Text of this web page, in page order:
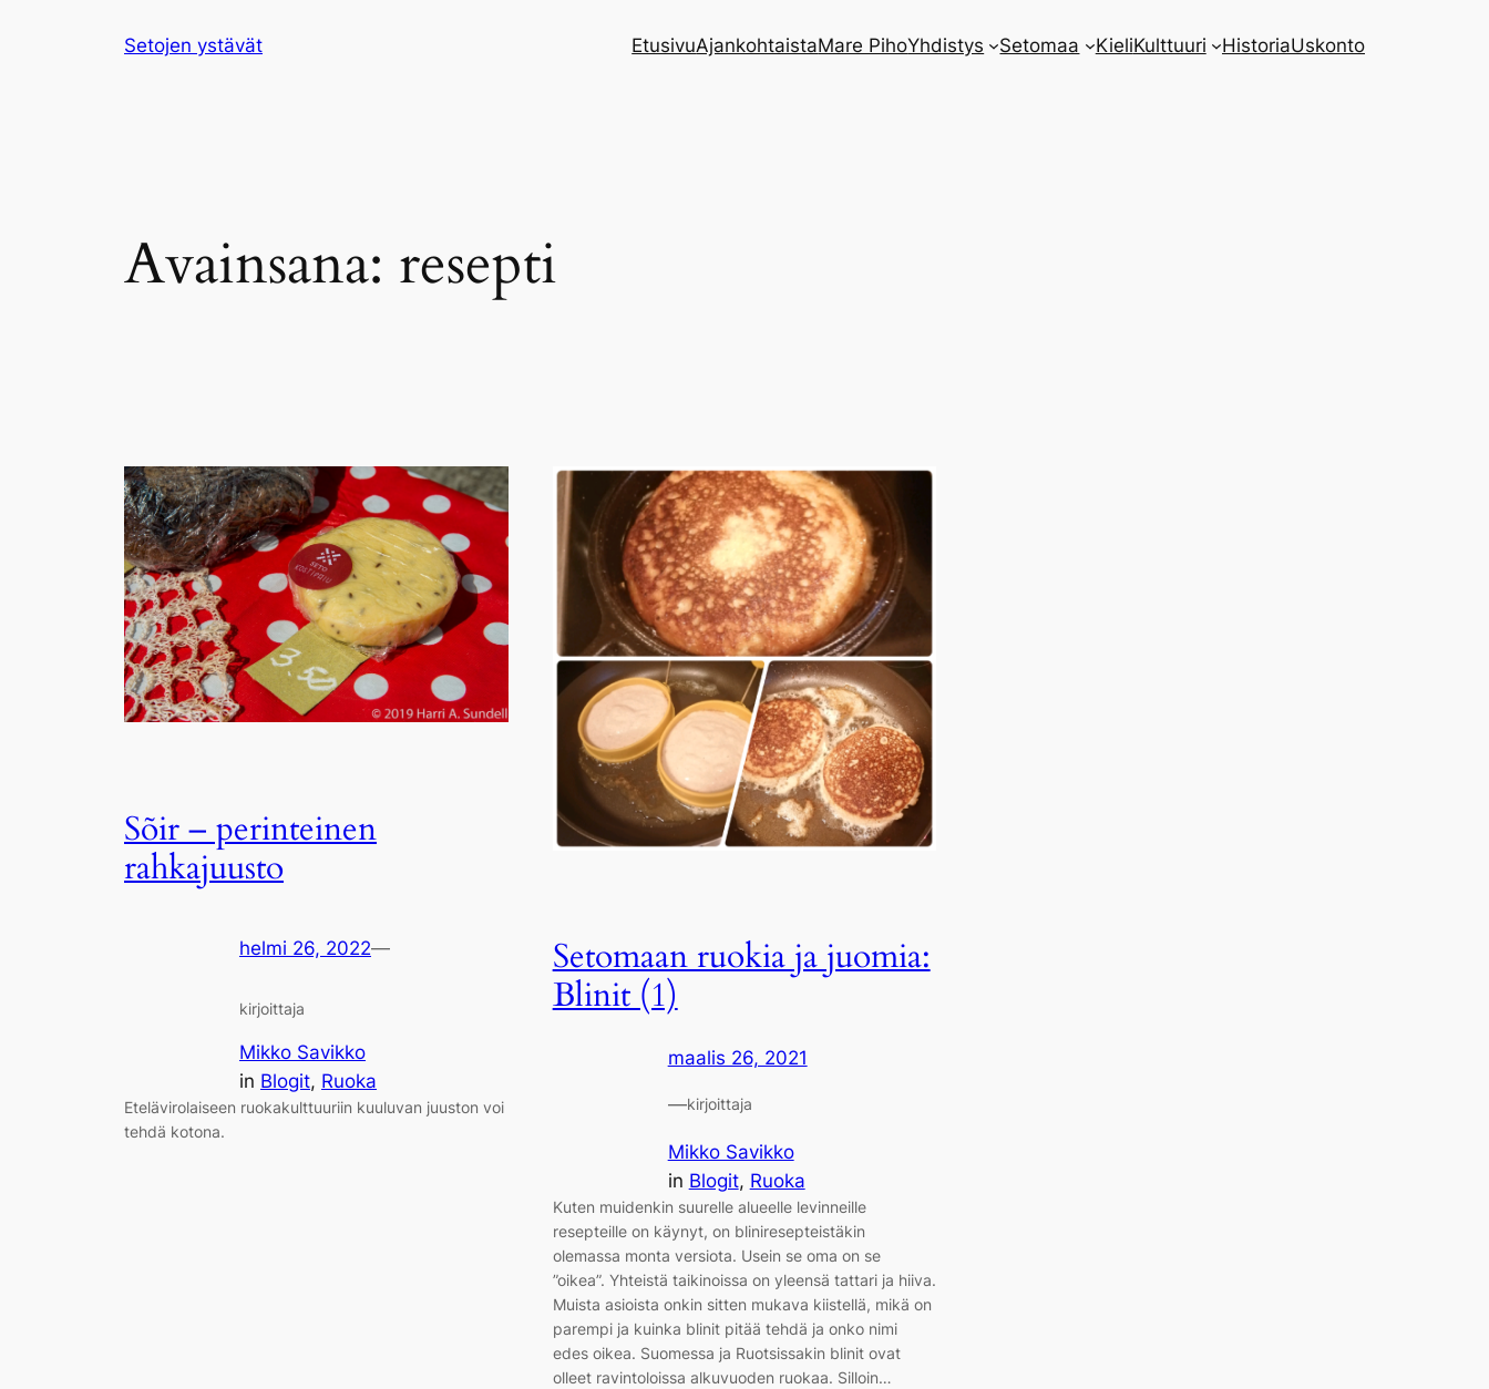
Setojen ystävät EtusivuAjankohtaistaMare PihoYhdistys Setomaa KieliKulttuuri HistoriaUskonto
Avainsana: resepti
Sõir – perinteinen
rahkajuusto
helmi 26, 2022—
kirjoittaja
Mikko Savikko
in Blogit, Ruoka
Etelävirolaiseen ruokakulttuuriin kuuluvan juuston voi
tehdä kotona.
Setomaan ruokia ja juomia:
Blinit (1)
maalis 26, 2021
—kirjoittaja
Mikko Savikko
in Blogit, Ruoka
Kuten muidenkin suurelle alueelle levinneille
resepteille on käynyt, on bliniresepteistäkin
olemassa monta versiota. Usein se oma on se
”oikea”. Yhteistä taikinoissa on yleensä tattari ja hiiva.
Muista asioista onkin sitten mukava kiistellä, mikä on
parempi ja kuinka blinit pitää tehdä ja onko nimi
edes oikea. Suomessa ja Ruotsissakin blinit ovat
olleet ravintoloissa alkuvuoden ruokaa. Silloin…